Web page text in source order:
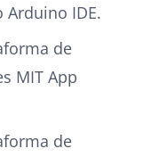
Arduino IDE.
de
MIT App
de